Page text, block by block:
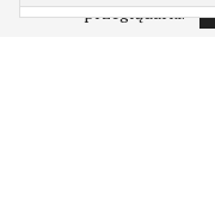
przez email.przeglądarki.